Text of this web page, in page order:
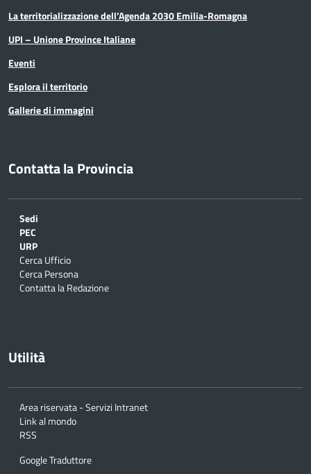
La territorializzazione dell’Agenda 2030 Emilia-Romagna
UPI – Unione Province Italiane
Eventi
Esplora il territorio
Gallerie di immagini
Contatta la Provincia
Sedi
PEC
URP
Cerca Ufficio
Cerca Persona
Contatta la Redazione
Utilità
Area riservata - Servizi Intranet
Link al mondo
RSS
Google Traduttore